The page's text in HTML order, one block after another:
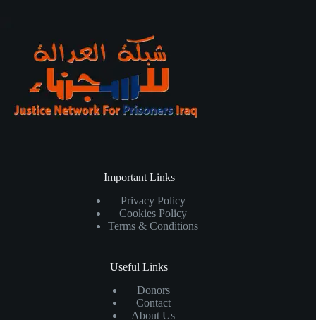
Important Links
Privacy Policy
Cookies Policy
Terms & Conditions
Useful Links
Donors
Contact
About Us